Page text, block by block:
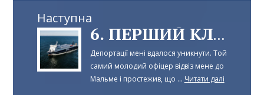
Наступна
6. ПЕРШИЙ КЛІЄНТ
Депортації мені вдалося уникнути. Той
самий молодий офіцер відвіз мене до
Мальме і простежив, що ... Читати далі